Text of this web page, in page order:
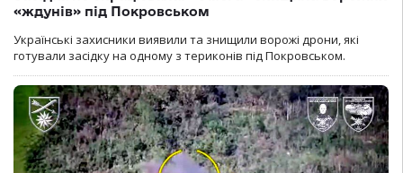
«ждунів» під Покровськом
Українські захисники виявили та знищили ворожі дрони, які
готували засідку на одному з териконів під Покровськом.